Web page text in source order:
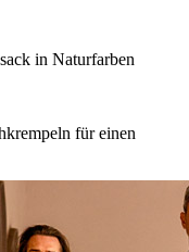
in Naturfarben
für einen